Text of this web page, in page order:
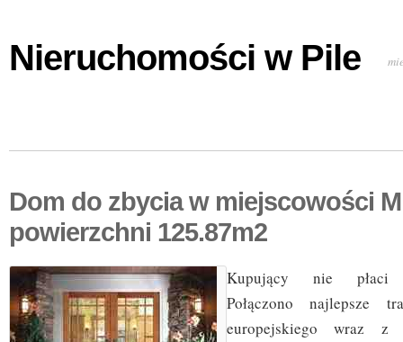
Nieruchomości w Pile
Dom do zbycia w miejscowości
powierzchni 125.87m2
Kupujący nie płaci
Połączono najlepsze
europejskiego wraz z